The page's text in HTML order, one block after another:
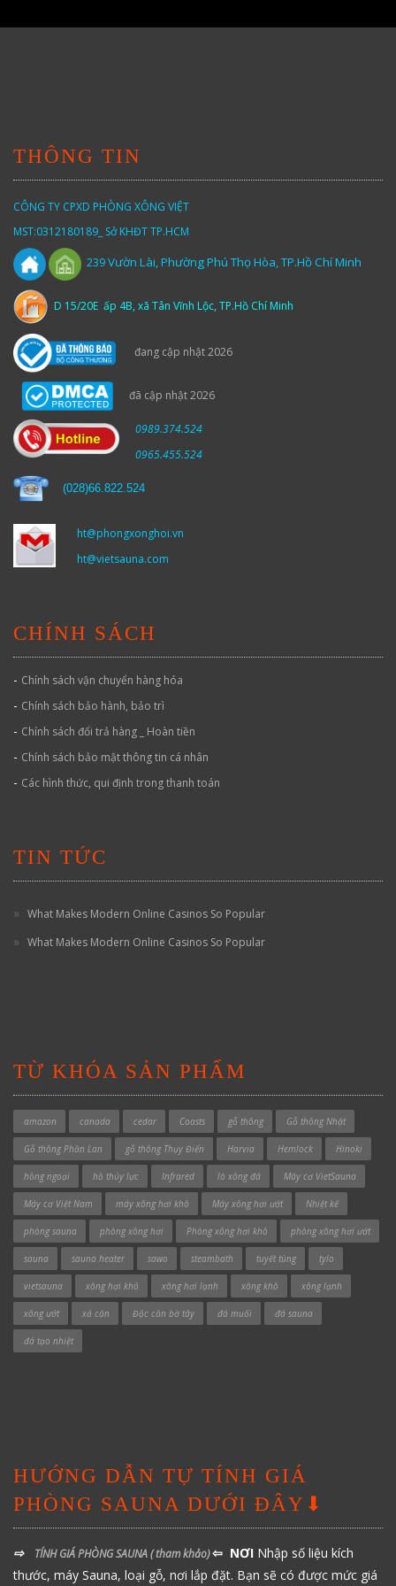
THÔNG TIN
CÔNG TY CPXD PHÒNG XÔNG VIỆT
MST:0312180189_ Sở KHĐT TP.HCM
239Vườn Lài,Phường Phú Thọ Hòa, TP.Hồ Chí Minh
D 15/20E ấp 4B, xã Tân Vĩnh Lộc, TP.Hồ Chí Minh
đang cập nhật 2026
đã cập nhật 2026
0989.374.524
0965.455.524
(028)66.822.524
ht@phongxonghoi.vn
ht@vietsauna.com
CHÍNH SÁCH
- Chính sách vận chuyển hàng hóa
- Chính sách bảo hành, bảo trì
- Chính sách đổi trả hàng _ Hoàn tiền
- Chính sách bảo mật thông tin cá nhân
- Các hình thức, qui định trong thanh toán
TIN TỨC
What Makes Modern Online Casinos So Popular
What Makes Modern Online Casinos So Popular
TỪ KHÓA SẢN PHẨM
amazon canada cedar Coasts gỗ thông Gỗ thông Nhật
Gỗ thông Phần Lan gỗ thông Thụy Điển Harvia Hemlock Hinoki
hồng ngoại hồ thủy lực Infrared lò xông đá Máy cơ VietSauna
Máy cơ Việt Nam máy xông hơi khô Máy xông hơi ướt Nhiệt kế
phòng sauna phòng xông hơi Phòng xông hơi khô phòng xông hơi ướt
sauna sauna heater sawo steambath tuyết tùng tylo
vietsauna xông hơi khô xông hơi lạnh xông khô xông lạnh
xông ướt xả cặn Độc cần bờ tây đá muối đá sauna
đá tạo nhiệt
HƯỚNG DẪN TỰ TÍNH GIÁ
PHÒNG SAUNA DƯỚI ĐÂY⬇
⇨ TÍNH GIÁ PHÒNG SAUNA( tham khảo)⇦ NƠI Nhập số liệu kích
thước, máy Sauna, loại gỗ, nơi lắp đặt. Bạn sẽ có được mức giá